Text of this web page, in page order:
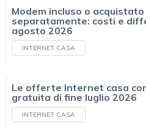
Modem incluso o acquistato
separatamente: costi e
agosto 2026
INTERNET CASA
Le offerte Internet casa
gratuita di fine luglio 2026
INTERNET CASA